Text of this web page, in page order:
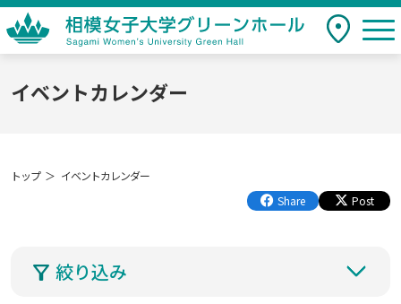
相模女子大学グリーンホール Sagami
Women's University Green Hall
アクセス
イベントカレンダー
トップ
イベントカレンダー
Share
Post
絞り込み